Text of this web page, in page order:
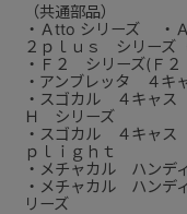
（共通部品）
・Ａtto シリーズ ・
２ｐｌｕｓ シリーズ
・Ｆ２ シリーズ(Ｆ２
・アンブレッタ ４
・スゴカル ４キャ
Ｈ シリーズ
・スゴカル ４キャ
ｐｌｉｇｈｔ
・メチャカル ハン
・メチャカル ハン
リーズ